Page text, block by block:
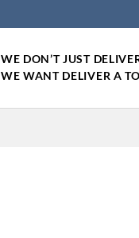
WE DON’T JUST
WE WANT DELIVER A